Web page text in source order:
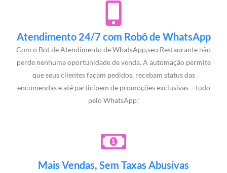
Atendimento 24/7 com Robô de WhatsApp
Com o Bot de Atendimento de WhatsApp,seu Restaurante não
perde nenhuma oportunidade de venda. A automação permite
que seus clientes façam pedidos, recebam status das
encomendas e até participem de promoções exclusivas – tudo
pelo WhatsApp!
Mais Vendas, Sem Taxas Abusivas